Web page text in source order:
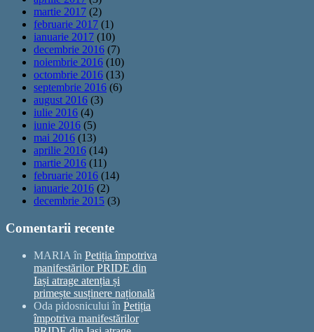
martie 2017 (2)
februarie 2017 (1)
ianuarie 2017 (10)
decembrie 2016 (7)
noiembrie 2016 (10)
octombrie 2016 (13)
septembrie 2016 (6)
august 2016 (3)
iulie 2016 (4)
iunie 2016 (5)
mai 2016 (13)
aprilie 2016 (14)
martie 2016 (11)
februarie 2016 (14)
ianuarie 2016 (2)
decembrie 2015 (3)
Comentarii recente
MARIA în Petiția împotriva
manifestărilor PRIDE din
Iași atrage atenția și
primește susținere națională
Oda pidosnicului în Petiția
împotriva manifestărilor